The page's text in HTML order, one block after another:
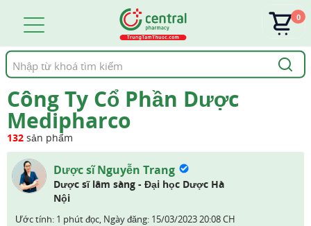
Tìm
kiếm
0
Công Ty Cổ Phần Dược
Medipharco
132 sản phẩm
Dược sĩ Nguyễn Trang
Dược sĩ lâm sàng - Đại học Dược Hà
Nội
Ước tính: 1 phút đọc, Ngày đăng: 15/03/2023 20:08 CH